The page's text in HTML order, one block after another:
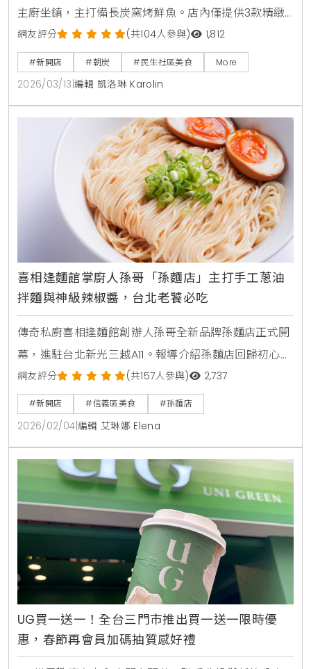
主廚坐鎮，主打備長炭窯烤鮮魚。店內僅提供3款精緻
定食，搭配日本七星米與魚津米混合而成的優質米飯，
並提供白飯、味噌湯免費續碗，是台北富錦街不容錯過
的職人級日式美食。
網友評分 (共104人參與) 1,812
#新開店 #朝炭 #民生社區美食 More
2026/03/13 編輯 凱洛琳 Karolin
喜相逢麵館掌廚人孫哥「孫麵店」主打手工蔥油
拌麵與神級辣椒醬，台北老饕必吃
傳奇私廚喜相逢麵館創辦人孫哥全新品牌孫麵店正式開
幕，進駐台北新光三越A11。報導介紹孫麵店回歸初心的
品牌理念，主打極致工法的手工蔥油拌麵、炸醬麵及多
款招牌小菜，並推出神級孫辣椒醬伴手禮，為信義區帶
來深具職人底蘊的生活美食選擇。
網友評分 (共157人參與) 2,737
#新開店 #信義區美食 #孫麵店
2026/02/04 編輯 艾琳娜 Elena
UG買一送一！全台三門市推出買一送一限時優
惠，春節再會員加碼抽質感好禮